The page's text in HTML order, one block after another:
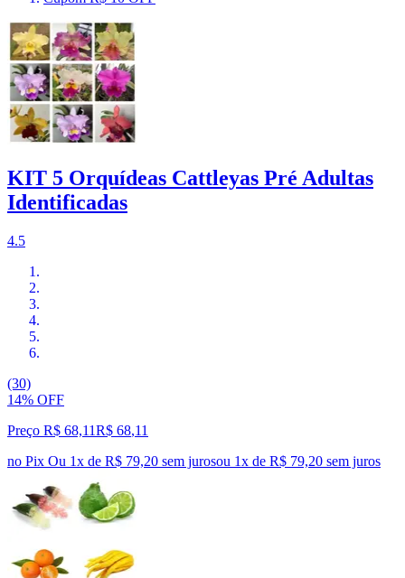
KIT 5 Orquídeas Cattleyas Pré Adultas
Identificadas
4.5
(30)
14% OFF
Preço R$ 68,11R$ 68,11
no Pix Ou 1x de R$ 79,20 sem jurosou 1x de R$ 79,20 sem juros